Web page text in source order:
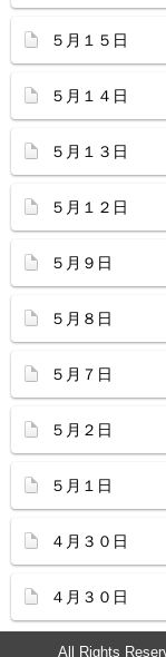
５月１５日
５月１４日
５月１３日
５月１２日
５月９日
５月８日
５月７日
５月２日
５月１日
４月３０日
４月３０日
All Rights